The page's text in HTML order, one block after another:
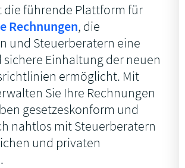
die führende Plattform für
Rechnungen, die
und Steuerberatern eine
Einhaltung der neuen
ermöglicht. Mit
Sie Ihre Rechnungen
gesetzeskonform und
nahtlos mit Steuerberatern
und privaten